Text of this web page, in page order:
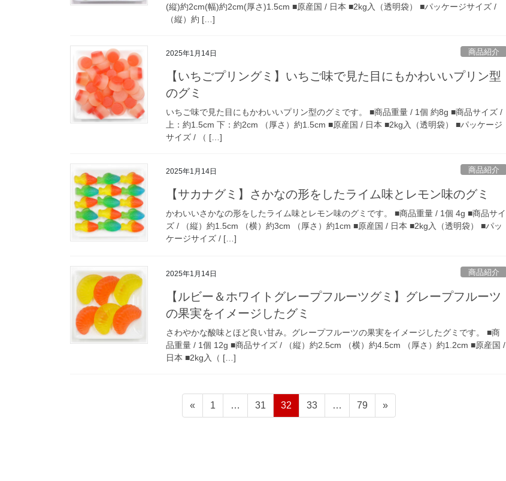
(縦)約2cm(幅)約2cm(厚さ)1.5cm ■原産国 / 日本 ■2kg入（透明袋） ■パッケージサイズ /
（縦）約 […]
2025年1月14日 商品紹介
【いちごプリングミ】いちご味で見た目にもかわいいプリン型
のグミ
いちご味で見た目にもかわいいプリン型のグミです。 ■商品重量 / 1個 約8g ■商品サイズ /
上：約1.5cm 下：約2cm （厚さ）約1.5cm ■原産国 / 日本 ■2kg入（透明袋） ■パッケージ
サイズ / （ […]
2025年1月14日 商品紹介
【サカナグミ】さかなの形をしたライム味とレモン味のグミ
かわいいさかなの形をしたライム味とレモン味のグミです。 ■商品重量 / 1個 4g ■商品サイ
ズ / （縦）約1.5cm （横）約3cm （厚さ）約1cm ■原産国 / 日本 ■2kg入（透明袋） ■パッ
ケージサイズ / […]
2025年1月14日 商品紹介
【ルビー＆ホワイトグレープフルーツグミ】グレープフルーツ
の果実をイメージしたグミ
さわやかな酸味とほど良い甘み。グレープフルーツの果実をイメージしたグミです。 ■商
品重量 / 1個 12g ■商品サイズ / （縦）約2.5cm （横）約4.5cm （厚さ）約1.2cm ■原産国 /
日本 ■2kg入（ […]
«
固
定
1 …
固
定
31
固
定
32
固
定
33 …
固
定
79 »